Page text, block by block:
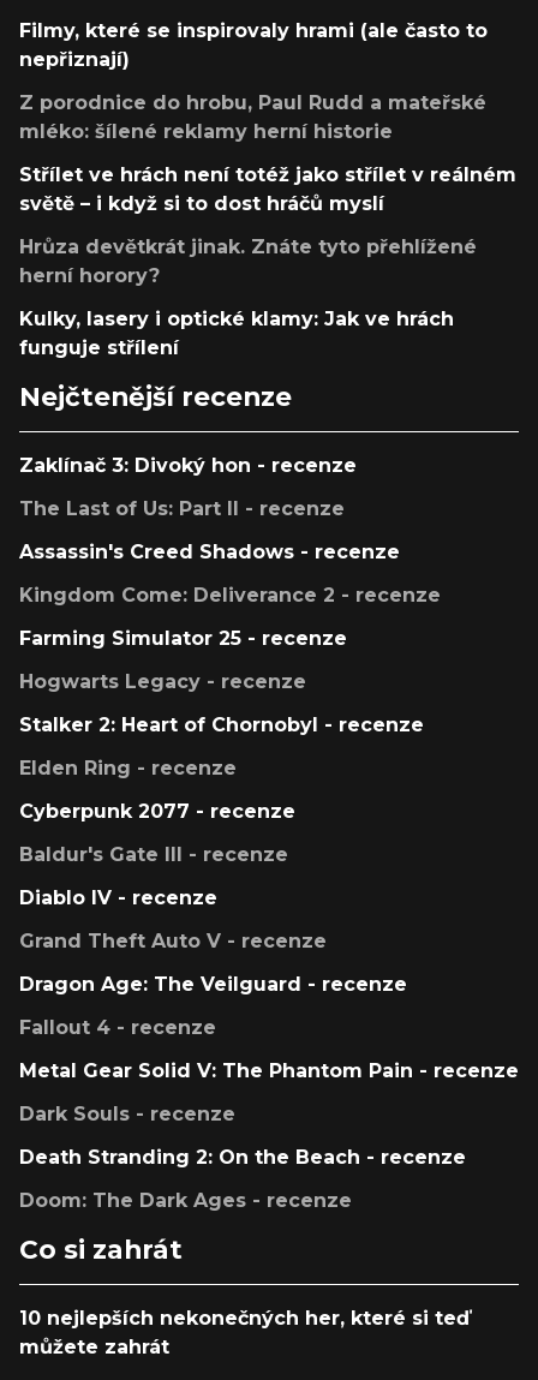
Filmy, které se inspirovaly hrami (ale často to
nepřiznají)
Z porodnice do hrobu, Paul Rudd a mateřské
mléko: šílené reklamy herní historie
Střílet ve hrách není totéž jako střílet v reálném
světě – i když si to dost hráčů myslí
Hrůza devětkrát jinak. Znáte tyto přehlížené
herní horory?
Kulky, lasery i optické klamy: Jak ve hrách
funguje střílení
Nejčtenější recenze
Zaklínač 3: Divoký hon - recenze
The Last of Us: Part II - recenze
Assassin's Creed Shadows - recenze
Kingdom Come: Deliverance 2 - recenze
Farming Simulator 25 - recenze
Hogwarts Legacy - recenze
Stalker 2: Heart of Chornobyl - recenze
Elden Ring - recenze
Cyberpunk 2077 - recenze
Baldur's Gate III - recenze
Diablo IV - recenze
Grand Theft Auto V - recenze
Dragon Age: The Veilguard - recenze
Fallout 4 - recenze
Metal Gear Solid V: The Phantom Pain - recenze
Dark Souls - recenze
Death Stranding 2: On the Beach - recenze
Doom: The Dark Ages - recenze
Co si zahrát
10 nejlepších nekonečných her, které si teď
můžete zahrát